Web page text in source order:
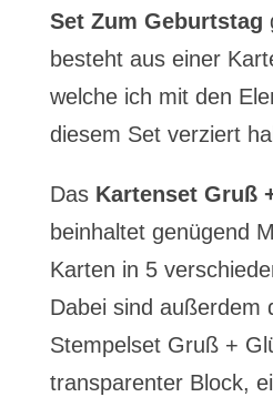
Set Zum Geburtstag
besteht aus einer
welche ich mit den
diesem Set verziert
Das Kartenset Gruß
beinhaltet genügend
Karten in 5
Dabei sind außerdem
Stempelset Gruß +
transparenter Block,